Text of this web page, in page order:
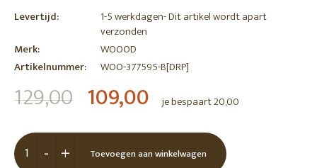
Levertijd:
1-5 werkdagen- Dit artikel wordt apart
verzonden
Merk:
WOOOD
Artikelnummer:
WOO-377595-B[DRP]
129,00 109,00 je bespaart 20,00
+
- Toevoegen aan winkelwagen